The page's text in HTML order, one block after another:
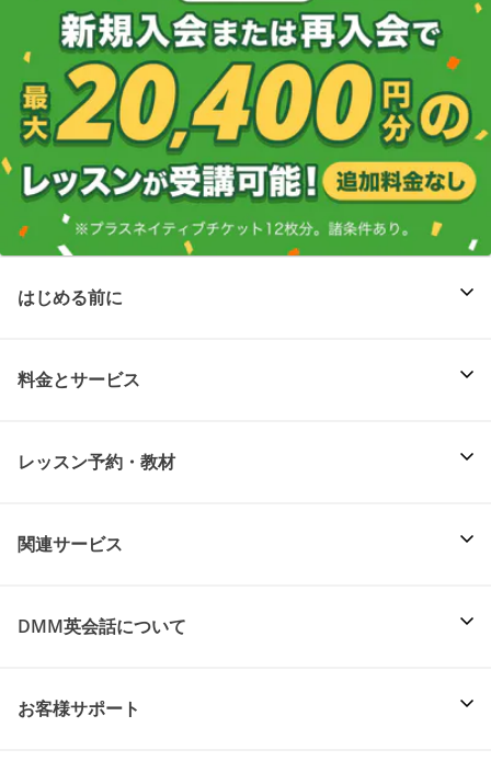
はじめる前に
料金とサービス
レッスン予約・教材
関連サービス
DMM英会話について
お客様サポート